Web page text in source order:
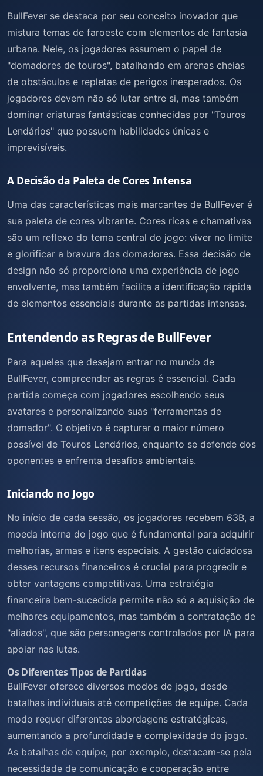
BullFever se destaca por seu conceito inovador que
mistura temas de faroeste com elementos de fantasia
urbana. Nele, os jogadores assumem o papel de
"domadores de touros", batalhando em arenas cheias
de obstáculos e repletas de perigos inesperados. Os
jogadores devem não só lutar entre si, mas também
dominar criaturas fantásticas conhecidas por "Touros
Lendários" que possuem habilidades únicas e
imprevisíveis.
A Decisão da Paleta de Cores Intensa
Uma das características mais marcantes de BullFever é
sua paleta de cores vibrante. Cores ricas e chamativas
são um reflexo do tema central do jogo: viver no limite
e glorificar a bravura dos domadores. Essa decisão de
design não só proporciona uma experiência de jogo
envolvente, mas também facilita a identificação rápida
de elementos essenciais durante as partidas intensas.
Entendendo as Regras de BullFever
Para aqueles que desejam entrar no mundo de
BullFever, compreender as regras é essencial. Cada
partida começa com jogadores escolhendo seus
avatares e personalizando suas "ferramentas de
domador". O objetivo é capturar o maior número
possível de Touros Lendários, enquanto se defende dos
oponentes e enfrenta desafios ambientais.
Iniciando no Jogo
No início de cada sessão, os jogadores recebem 63B, a
moeda interna do jogo que é fundamental para adquirir
melhorias, armas e itens especiais. A gestão cuidadosa
desses recursos financeiros é crucial para progredir e
obter vantagens competitivas. Uma estratégia
financeira bem-sucedida permite não só a aquisição de
melhores equipamentos, mas também a contratação de
"aliados", que são personagens controlados por IA para
apoiar nas lutas.
Os Diferentes Tipos de Partidas
BullFever oferece diversos modos de jogo, desde
batalhas individuais até competições de equipe. Cada
modo requer diferentes abordagens estratégicas,
aumentando a profundidade e complexidade do jogo.
As batalhas de equipe, por exemplo, destacam-se pela
necessidade de comunicação e cooperação entre